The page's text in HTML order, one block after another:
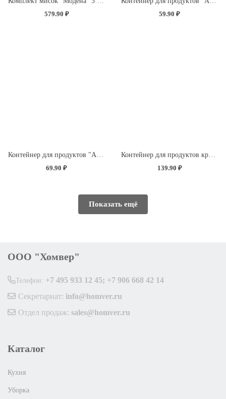
579.90 ₽
59.90 ₽
Контейнер для продуктов "Асти" прямоугольный 0,75л (темно-коричневый)
69.90 ₽
Контейнер для продуктов круглый 1л с декором "Розы" (светло-розовый)
139.90 ₽
Показать ещё
ООО "Хомвер"
Телефон: +7 495 933 12 45; +7 906 668 42 14
Секретариат: info@homver.ru
Отдел продаж: sales@homver.ru
Каталог
Кухня
Уборка